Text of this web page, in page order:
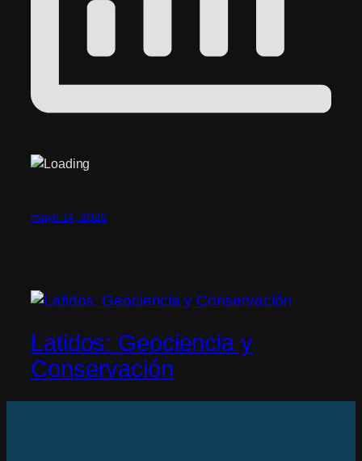
mayo 14, 2026
Latidos: Geociencia y
Conservación